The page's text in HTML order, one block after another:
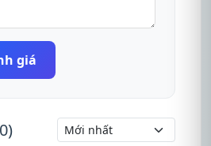
giá
0)